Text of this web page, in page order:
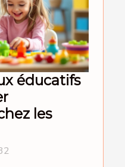
éducatifs
les